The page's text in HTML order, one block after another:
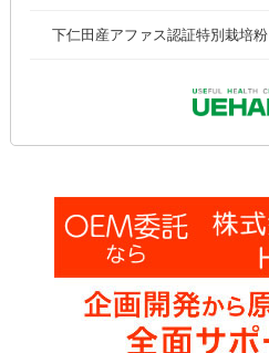
下仁田産アファス認証特別栽培粉